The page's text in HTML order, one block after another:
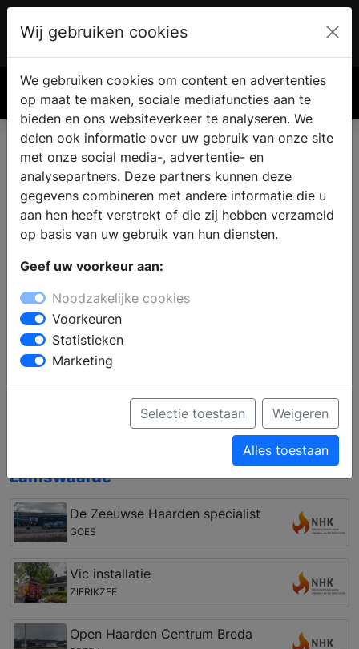
€ 0.00
Koop een haard of kachel in
Lamswaarde
elke woning. Woont u in de omgeving van
Lamswaarde? Dan kunt u bij een haardenspecialist
terecht voor inspiratie en deskundig advies. In de
showroom heeft u de mogelijkheid om verschillende
modellen te bezichtigen, of het nu gaat om een open
haard, een gashaard, een tunnelhaard, een pellet
kachel of een cv houthaard. Zo kunt u een eigen
haard vinden, die past bij uw woning, interieur en
Open haarden winkel in de regio
Lamswaarde
De Zeeuwse Haarden specialist
GOES
Vic installatie
ZIERIKZEE
Open Haarden Centrum Breda
Wij gebruiken cookies
We gebruiken cookies om content en advertenties
op maat te maken, sociale mediafuncties aan te
bieden en ons websiteverkeer te analyseren. We
delen ook informatie over uw gebruik van onze site
met onze social media-, advertentie- en
analysepartners. Deze partners kunnen deze
gegevens combineren met andere informatie die u
aan hen heeft verstrekt of die zij hebben verzameld
op basis van uw gebruik van hun diensten.
Geef uw voorkeur aan:
Noodzakelijke cookies
Voorkeuren
Statistieken
Marketing
Selectie toestaan Weigeren
Alles toestaan